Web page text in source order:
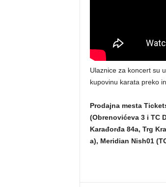
Ulaznice za koncert su
kupovinu karata preko
Prodajna mesta
(Obrenovićeva 3 i TC
Karađorđa 84a, Trg
a), Meridian Nish01